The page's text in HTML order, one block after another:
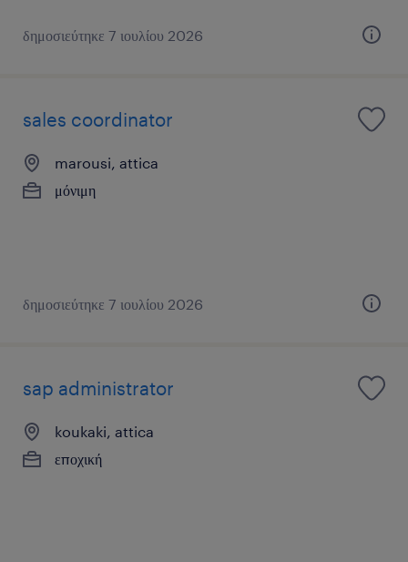
δημοσιεύτηκε 7 ιουλίου 2026
sales coordinator
marousi, attica
μόνιμη
δημοσιεύτηκε 7 ιουλίου 2026
sap administrator
koukaki, attica
εποχική